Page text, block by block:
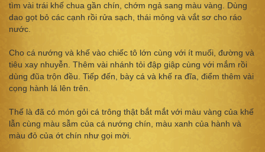
tìm vài trái khế chua gần chín, chớm ngả sang màu vàng. Dùng
dao gọt bỏ các cạnh rồi rửa sạch, thái mỏng và vắt sơ cho ráo
nước.
Cho cá nướng và khế vào chiếc tô lớn cùng với ít muối, đường và
tiêu xay nhuyễn. Thêm vài nhánh tỏi đập giập cùng với mắm rồi
dùng đũa trộn đều. Tiếp đến, bày cá và khế ra đĩa, điểm thêm vài
cọng hành lá lên trên.
Thế là đã có món gỏi cá trông thật bắt mắt với màu vàng của khế
lẫn cùng màu sẫm của cá nướng chín, màu xanh của hành và
màu đỏ của ớt chín như gọi mời.